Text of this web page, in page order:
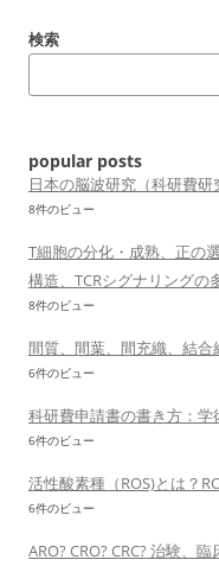
シ
検索
popular posts
日本の脳波研究（科研費研
8件のビュー
T細胞の分化・成熟、正の
構造、TCRシグナリングの
8件のビュー
間質、間葉、間充織、結合
6件のビュー
科研費申請書の書き方：
6件のビュー
活性酸素種（ROS)とは？
6件のビュー
ARO? CRO? CRC? 治験、